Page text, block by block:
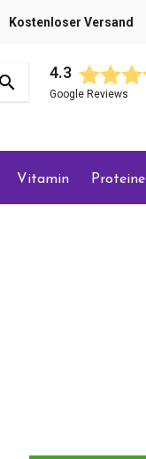
Kostenloser Versand
4.3
Google Reviews
Vitamin Proteine